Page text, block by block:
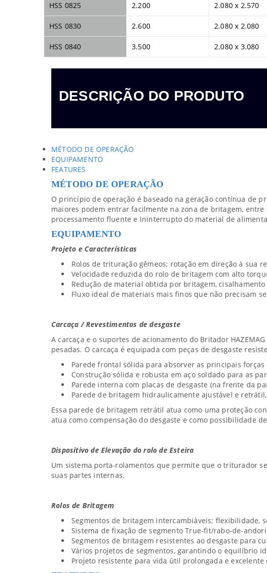
HSS 0825 2.200 2.080 x 2.570
HSS 0830 2.600 2.080 x 2.080
HSS 0840 3.500 2.080 x 3.080
DESCRIÇÃO DO PRODUTO
MÉTODO DE OPERAÇÃO
EQUIPAMENTO
FEATURES
MÉTODO DE OPERAÇÃO
O princípio de operação é baseado na geração contínua de
maiores podem entrar facilmente na zona de britagem,
processamento fluente e ininterrupto do material de
EQUIPAMENTO
Projeto e Características
Rolos de trituração gêmeos; rotação em direção à sua
Velocidade reduzida do rolo de britagem com alto
Redução de material obtida por britagem, cisalhamento
Fluxo ideal de materiais mais finos que não precisam
Carcaça / Revestimentos de desgaste
A carcaça e o suportes de acionamento do Britador
pesadas. O carcaça é equipada com peças de desgaste
Parede frontal sólida para absorver as principais
Construção sólida e robusta em aço soldado para as
Parede interna com placas de desgaste (na frente da
Parede de britagem hidraulicamente ajustável e
Essa parede de britagem retrátil atua como uma proteção
atua como compensação do desgaste e como possibilidade
Dispositivo de Elevação do rolo de Esteira
Um sistema porta-rolamentos que permite que o triturador
suas partes internas.
Rolos de Britagem
Segmentos de britagem intercambiáveis; flexibilidade,
Sistema de fixação de segmento True-fit/rabo-de-
Segmentos de britagem resistentes ao desgaste para
Vários projetos de segmentos, garantindo o equilíbrio
Projeto resistente para vida útil prolongada e